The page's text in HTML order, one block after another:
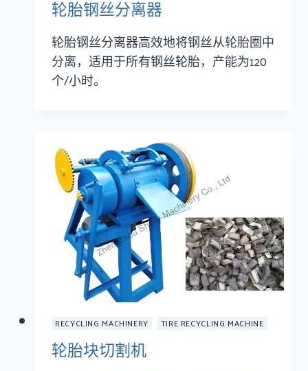
轮胎钢丝分离器
轮胎钢丝分离器高效地将钢丝从轮胎圈中
分离，适用于所有钢丝轮胎，产能为120
个/小时。
RECYCLING MACHINERY TIRE RECYCLING MACHINE
轮胎块切割机